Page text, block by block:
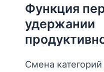
Функция
удержании
Смена